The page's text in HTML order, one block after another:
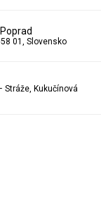
01, Slovensko
Stráže, Kukučínová